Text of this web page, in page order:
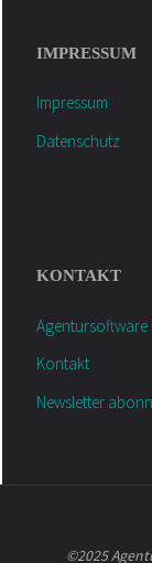
IMPRESSUM
Impressum
Datenschutz
KONTAKT
Agentursoftware
Kontakt
Newsletter
©2025